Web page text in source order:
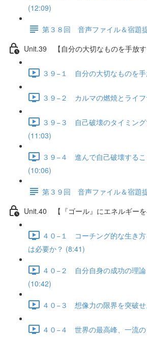
(12:09)
第３８回 音声ファイル＆宿題
Unit.39 【自分の大切なものを手放す
３９−１ 自分の大切なものを
３９−２ カルマの燃焼とライ
３９−３ 自己破壊のタイミング
(11:03)
３９−４ 進んで自己破壊する
(10:06)
第３９回 音声ファイル＆宿題
Unit.40 【『ゴール』にエネルギーを
４０−１ コーチング的な生き
は必要か？ (8:41)
４０−２ 自分自身の成功の理
(10:42)
４０−３ 想像力の限界を突破
４０−４ 世界の最高峰、一流の